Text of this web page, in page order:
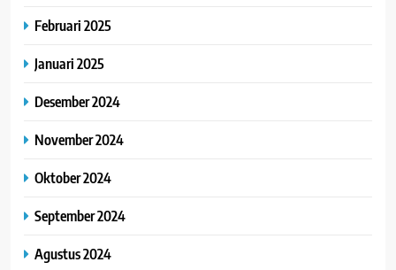
Februari 2025
Januari 2025
Desember 2024
November 2024
Oktober 2024
September 2024
Agustus 2024